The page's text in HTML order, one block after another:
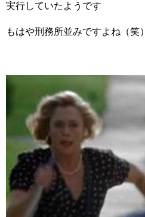
実行していたようです
もはや刑務所並みですよね（笑）